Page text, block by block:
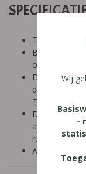
Tool: van ons
Besproken
onderwijs
Diagnose:
dyscalculie,
Tourette,
Domein:
aandacht en
ruimtelijk
Aard: praktisch
Wij
-